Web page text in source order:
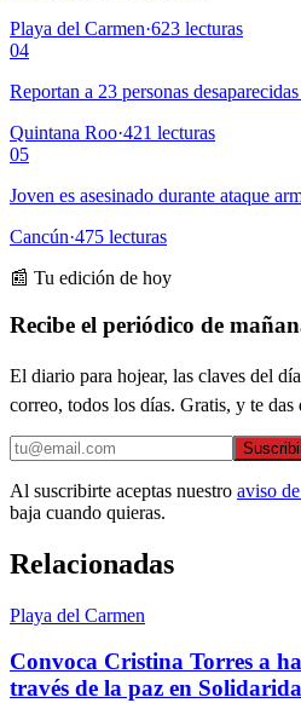
Playa del Carmen·623 lecturas
04
Reportan a 23 personas
Quintana Roo·421 lecturas
05
Joven es asesinado durante ataque
Cancún·475 lecturas
📰 Tu edición de hoy
Recibe el periódico de
El diario para hojear, las claves del
correo, todos los días. Gratis, y te
Al suscribirte aceptas nuestro aviso
baja cuando quieras.
Relacionadas
Playa del Carmen
Convoca Cristina Torres a
través de la paz en